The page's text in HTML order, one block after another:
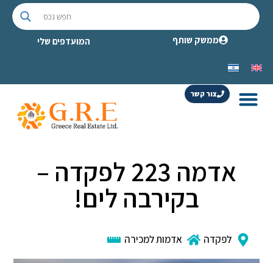
ממשק שותף המועדפים שלי
צור קשר
אדמה 223 לפקדה –
בקירבה לים!
לפקדה אדמות למכירה